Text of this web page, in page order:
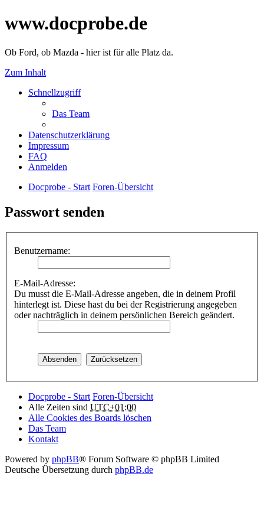
www.docprobe.de
Ob Ford, ob Mazda - hier ist für alle Platz da.
Zum Inhalt
Schnellzugriff
Das Team
Datenschutzerklärung
Impressum
FAQ
Anmelden
Docprobe - Start Foren-Übersicht
Passwort senden
Benutzername:
E-Mail-Adresse:
Du musst die E-Mail-Adresse angeben, die in deinem Profil
hinterlegt ist. Diese hast du bei der Registrierung angegeben
oder nachträglich in deinem persönlichen Bereich geändert.
Docprobe - Start Foren-Übersicht
Alle Zeiten sind UTC+01:00
Alle Cookies des Boards löschen
Das Team
Kontakt
Powered by phpBB® Forum Software © phpBB Limited
Deutsche Übersetzung durch phpBB.de